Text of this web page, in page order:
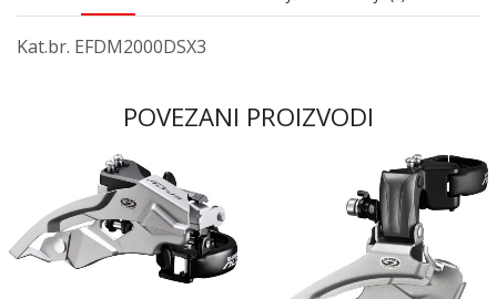
Kat.br. EFDM2000DSX3
POVEZANI PROIZVODI